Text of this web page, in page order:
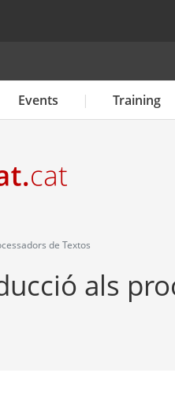
Events Training
de Textos
als